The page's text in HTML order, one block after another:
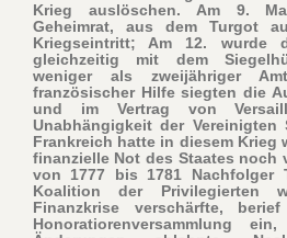
Krieg auslöschen. Am 9.
Geheimrat, aus dem Turgot
Kriegseintritt; Am 12. wurde
gleichzeitig mit dem
weniger als zweijähriger
französischer Hilfe siegten die
und im Vertrag von
Unabhängigkeit der Vereinigten
Frankreich hatte in diesem Krieg
finanzielle Not des Staates noch
von 1777 bis 1781 Nachfolger
Koalition der Privilegierten
Finanzkrise verschärfte,
Honoratiorenversammlung